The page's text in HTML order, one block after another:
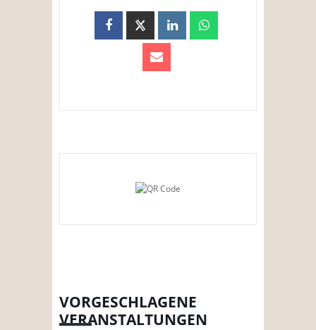
VORGESCHLAGENE
VERANSTALTUNGEN